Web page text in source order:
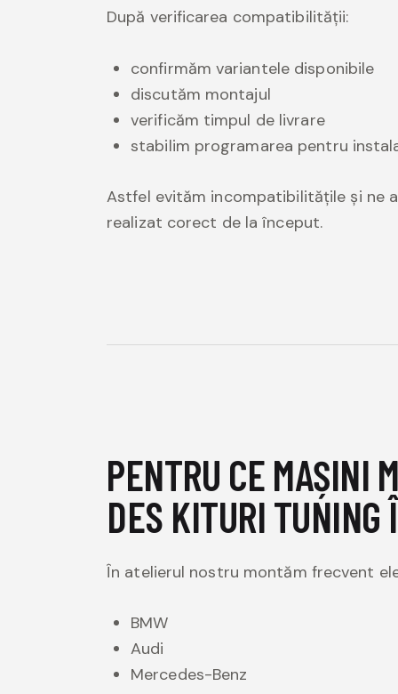
După verificarea compatibilității:
confirmăm variantele disponibile
discutăm montajul
verificăm timpul de livrare
stabilim programarea pentru
Astfel evităm incompatibilitățile și ne
realizat corect de la început.
PENTRU CE MAȘINI
DES KITURI TUNING
În atelierul nostru montăm frecvent
BMW
Audi
Mercedes-Benz